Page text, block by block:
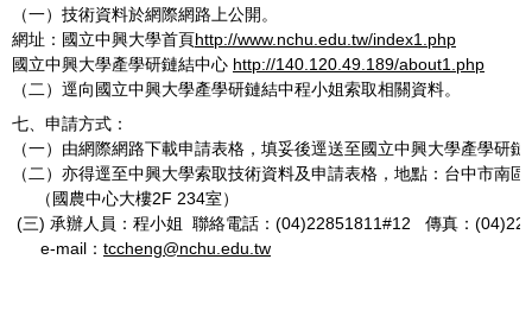
（一）技術資料於網際網路上公開。
網址：國立中興大學首頁http://www.nchu.edu.tw/index1.php
國立中興大學產學研鏈結中心 http://140.120.49.189/about1.php
（二）逕向國立中興大學產學研鏈結中程小姐索取相關資料。
七、申請方式：
（一）由網際網路下載申請表格，填妥後逕送至國立中興大學產學研
（二）亦得逕至中興大學索取技術資料及申請表格，地點：台中市南
（國農中心大樓2F 234室）
(三) 承辦人員：程小姐 聯絡電話：(04)22851811#12 傳真：
e-mail： tccheng@nchu.edu.tw